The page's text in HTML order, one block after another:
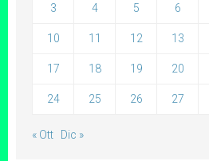
3 4 5 6
10 11 12 13
17 18 19 20
24 25 26 27
« Ott Dic »